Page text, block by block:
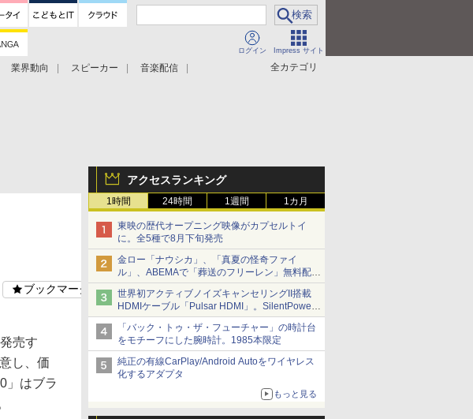
ログイン Impress サイト
全カテゴリ
業界動向 スピーカー
音楽配信
アクセスランキング
1時間 24時間 1週間 1カ月
東映の歴代オープニング映像がカプセルトイ
に。全5種で8月下旬発売
金ロー「ナウシカ」、「真夏の怪奇ファイ
ル」、ABEMAで「葬送のフリーレン」無料配信
など。夏の特番・配信情報
世界初アクティブノイズキャンセリングII搭載
HDMIケーブル「Pulsar HDMI」。SilentPower
から
「バック・トゥ・ザ・フューチャー」の時計台
をモチーフにした腕時計。1985本限定
純正の有線CarPlay/Android Autoをワイヤレス
化するアダプタ
もっと見る
ブックマーク
売す
し、価
」はブラ